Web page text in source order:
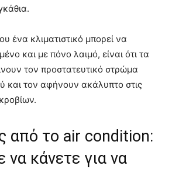
ένα κλιματιστικό μπορεί να
και με πόνο λαιμό, είναι ότι τα
τον προστατευτικό στρώμα
και τον αφήνουν ακάλυπτο στις
από το air condition:
να κάνετε για να